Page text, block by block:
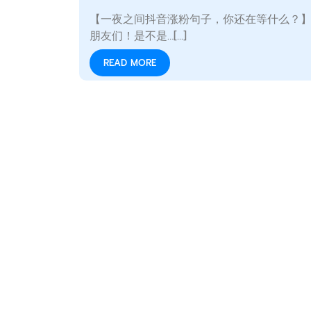
【一夜之间抖音涨粉句子，你还在等什么？
朋友们！是不是…[...]
READ MORE